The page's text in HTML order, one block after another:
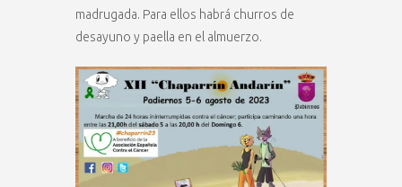
madrugada. Para ellos habrá churros de
desayuno y paella en el almuerzo.